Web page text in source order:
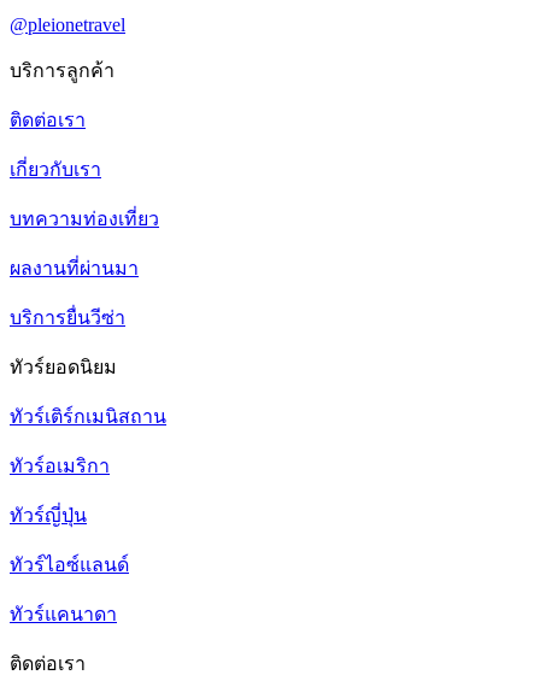
@pleionetravel
บริการลูกค้า
ติดต่อเรา
เกี่ยวกับเรา
บทความท่องเที่ยว
ผลงานที่ผ่านมา
บริการยื่นวีซ่า
ทัวร์ยอดนิยม
ทัวร์เติร์กเมนิสถาน
ทัวร์อเมริกา
ทัวร์ญี่ปุ่น
ทัวร์ไอซ์แลนด์
ทัวร์แคนาดา
ติดต่อเรา